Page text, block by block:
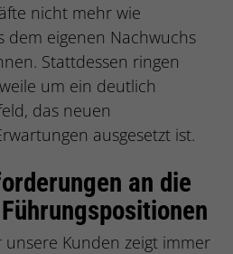
nicht mehr wie
dem eigenen Nachwuchs
Stattdessen ringen
um ein deutlich
das neuen
ausgesetzt ist.
an die
Kunden zeigt immer